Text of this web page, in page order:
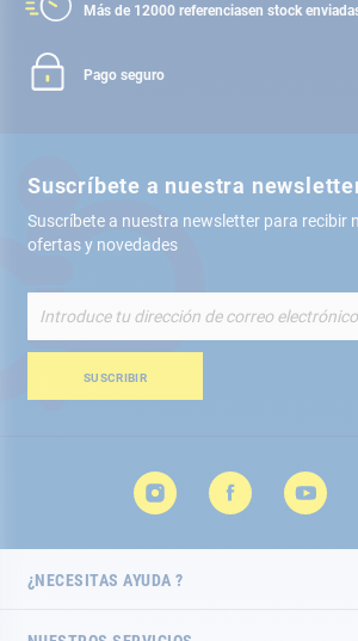
Más de 12000 referenciasen stock
Pago seguro
Suscríbete a nuestra
Suscríbete a nuestra newsletter para recibir
ofertas y novedades
nuestro
de
SUSCRIBIR
¿NECESITAS AYUDA ?